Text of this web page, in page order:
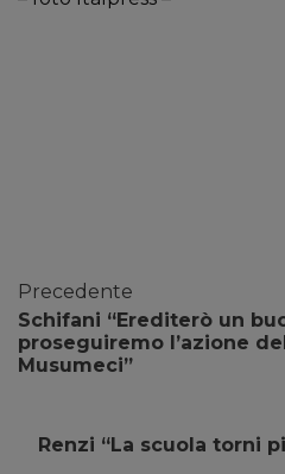
Precedente
Schifani “Erediterò un
proseguiremo l’azione
Musumeci”
Renzi “La scuola torni